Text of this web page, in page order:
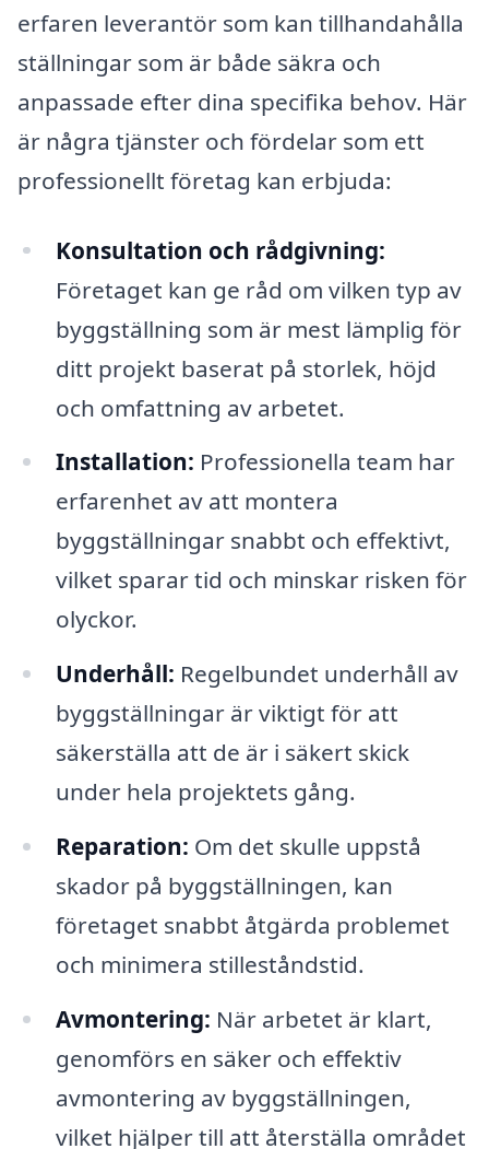
erfaren leverantör som kan tillhandahålla
ställningar som är både säkra och
anpassade efter dina specifika behov. Här
är några tjänster och fördelar som ett
professionellt företag kan erbjuda:
Konsultation och rådgivning:
Företaget kan ge råd om vilken typ av
byggställning som är mest lämplig för
ditt projekt baserat på storlek, höjd
och omfattning av arbetet.
Installation: Professionella team har
erfarenhet av att montera
byggställningar snabbt och effektivt,
vilket sparar tid och minskar risken för
olyckor.
Underhåll: Regelbundet underhåll av
byggställningar är viktigt för att
säkerställa att de är i säkert skick
under hela projektets gång.
Reparation: Om det skulle uppstå
skador på byggställningen, kan
företaget snabbt åtgärda problemet
och minimera stilleståndstid.
Avmontering: När arbetet är klart,
genomförs en säker och effektiv
avmontering av byggställningen,
vilket hjälper till att återställa området